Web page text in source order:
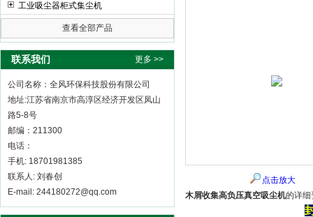
工业吸尘器柜式集尘机
查看全部产品
联系我们 更多 >>
公司名称：全风环保科技股份有限公司
地址:江苏省南京市高淳区经济开发区凤山
路5-8号
邮编：211300
电话：
手机: 18701981385
联系人: 刘春创
E-mail: 244180272@qq.com
点击放大
木屑收集高负压真空吸尘机的详细